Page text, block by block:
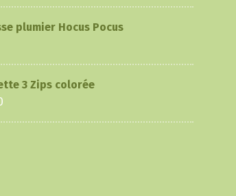
plumier Hocus Pocus
3 Zips colorée